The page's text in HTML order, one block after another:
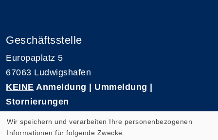
Geschäftsstelle
Europaplatz 5
67063 Ludwigshafen
KEINE Anmeldung | Ummeldung |
Stornierungen
E-Mail: kvhs-geschaeftsstelle@vhs-rpk.de
Wir speichern und verarbeiten Ihre personenbezogenen
Informationen für folgende Zwecke: